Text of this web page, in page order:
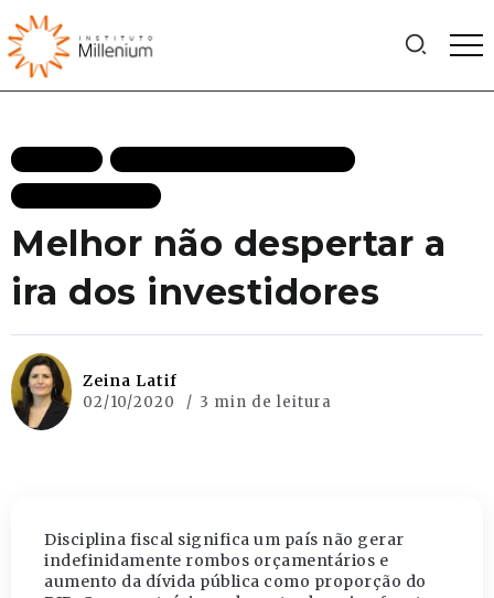
Melhor não despertar a
ira dos investidores
Zeina Latif
02/10/2020 3 min de leitura
Disciplina fiscal significa um país não gerar
indefinidamente rombos orçamentários e
aumento da dívida pública como proporção do